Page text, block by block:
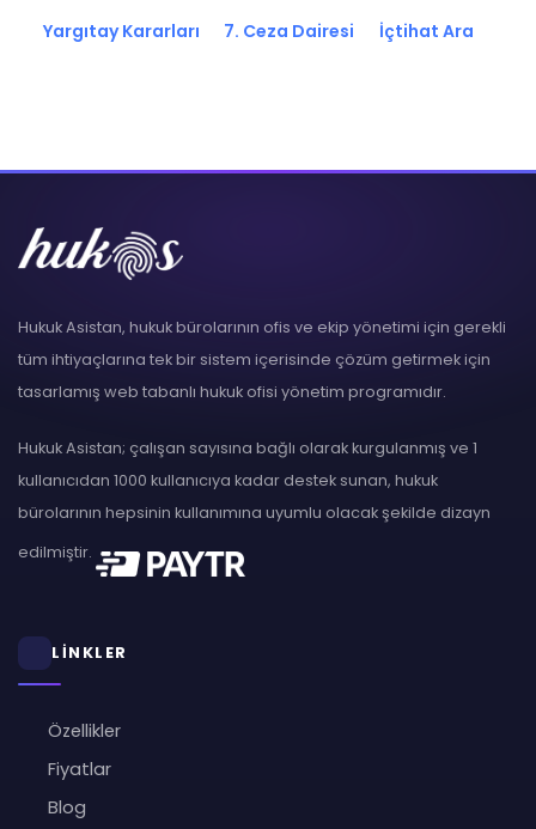
Yargıtay Kararları 7. Ceza Dairesi İçtihat Ara
Hukuk Asistan, hukuk bürolarının ofis ve ekip yönetimi için gerekli
tüm ihtiyaçlarına tek bir sistem içerisinde çözüm getirmek için
tasarlamış web tabanlı hukuk ofisi yönetim programıdır.
Hukuk Asistan; çalışan sayısına bağlı olarak kurgulanmış ve 1
kullanıcıdan 1000 kullanıcıya kadar destek sunan, hukuk
bürolarının hepsinin kullanımına uyumlu olacak şekilde dizayn
edilmiştir.
LİNKLER
Özellikler
Fiyatlar
Blog